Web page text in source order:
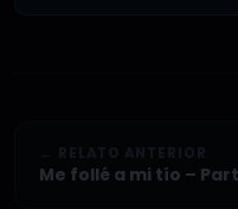
Me follé a mi tío –